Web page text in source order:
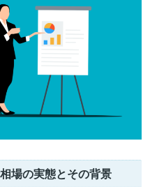
場の実態とその背景